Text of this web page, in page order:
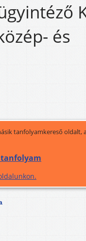
és
tanfolyamkereső oldalt,
tanfolyam